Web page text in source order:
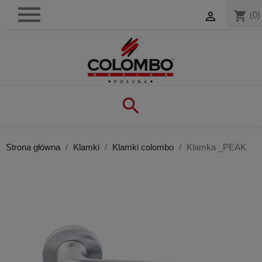
shopping_cart (0)



Strona główna Klamki Klamki colombo Klamka _PEAK